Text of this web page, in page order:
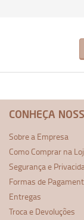
CONHEÇA
Sobre a Empresa
Como Comprar na
Segurança e
Formas de
Entregas
Troca e Devoluções